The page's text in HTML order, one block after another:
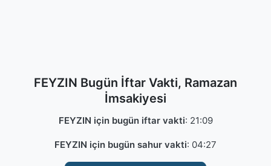
FEYZIN Bugün İftar Vakti, Ramazan
İmsakiyesi
FEYZIN için bugün iftar vakti: 21:09
FEYZIN için bugün sahur vakti: 04:27